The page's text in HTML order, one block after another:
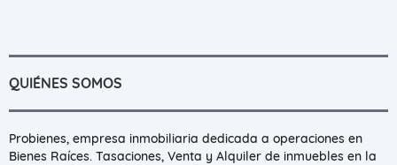
QUIÉNES SOMOS
Probienes, empresa inmobiliaria dedicada a operaciones en
Bienes Raíces. Tasaciones, Venta y Alquiler de inmuebles en la